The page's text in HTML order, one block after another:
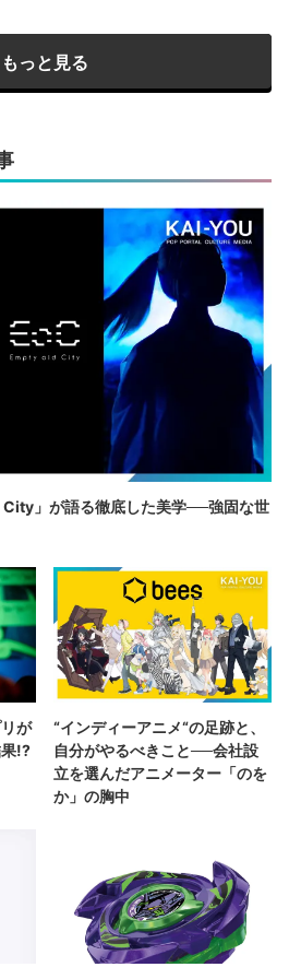
もっと見る
」が語る徹底した美学──強固な世
が
!?
“インディーアニメ“の足跡と、
自分がやるべきこと──会社設
立を選んだアニメーター「のを
か」の胸中